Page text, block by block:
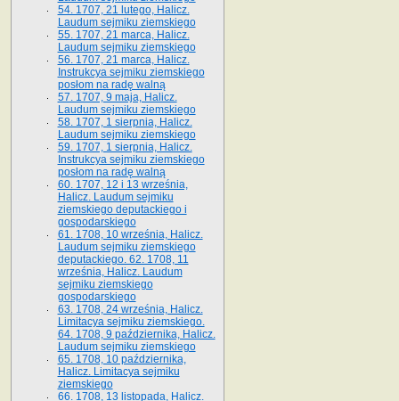
54. 1707, 21 lutego, Halicz.
Laudum sejmiku ziemskiego
55. 1707, 21 marca, Halicz.
Laudum sejmiku ziemskiego
56. 1707, 21 marca, Halicz.
Instrukcya sejmiku ziemskiego
posłom na radę walną
57. 1707, 9 maja, Halicz.
Laudum sejmiku ziemskiego
58. 1707, 1 sierpnia, Halicz.
Laudum sejmiku ziemskiego
59. 1707, 1 sierpnia, Halicz.
Instrukcya sejmiku ziemskiego
posłom na radę walną
60. 1707, 12 i 13 września,
Halicz. Laudum sejmiku
ziemskiego deputackiego i
gospodarskiego
61. 1708, 10 września, Halicz.
Laudum sejmiku ziemskiego
deputackiego. 62. 1708, 11
września, Halicz. Laudum
sejmiku ziemskiego
gospodarskiego
63. 1708, 24 września, Halicz.
Limitacya sejmiku ziemskiego.
64. 1708, 9 października, Halicz.
Laudum sejmiku ziemskiego
65­. 1708, 10 października,
Halicz. Limitacya sejmiku
ziemskiego
66. 1708, 13 listopada, Halicz.